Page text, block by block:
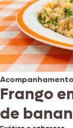
Acompanhamento
Frango
de